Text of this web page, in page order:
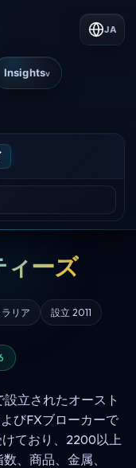
Insightsv
JA
ーズ
リア 設立 2011
設立されたオースト
びFXブローカーで
ており、2200以上
、商品、金属、